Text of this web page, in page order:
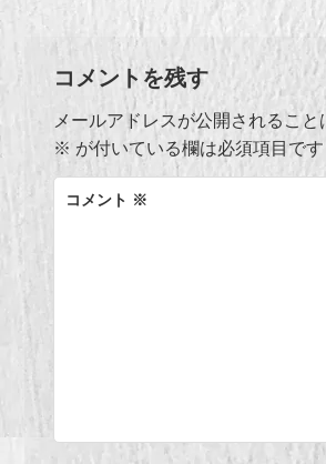
コメントを残す
メールアドレスが公開されること
※ が付いている欄は必須項目です
コメント ※